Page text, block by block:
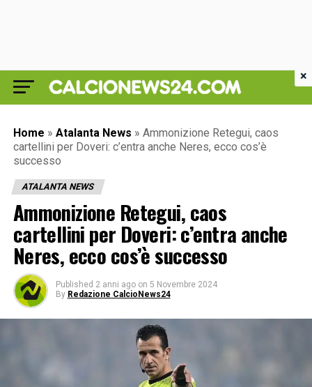
Home » Atalanta News » Ammonizione Retegui, caos
cartellini per Doveri: c’entra anche Neres, ecco cos’è
successo
ATALANTA NEWS
Ammonizione Retegui, caos
cartellini per Doveri: c’entra anche
Neres, ecco cos’è successo
Published 2 anni ago on 5 Novembre 2024
By Redazione CalcioNews24
×